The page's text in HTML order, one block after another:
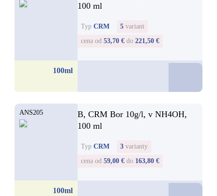
100 ml
Typ CRM 5 variant
cena od 53,70 € do 221,50 €
100ml
ANS205
B, CRM Bor 10g/l, v NH4OH,
100 ml
Typ CRM 3 varianty
cena od 59,00 € do 163,80 €
100ml